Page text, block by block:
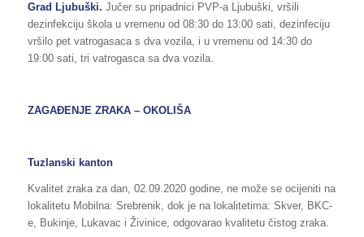
Grad Ljubuški. Jučer su pripadnici PVP-a Ljubuški, vršili
dezinfekciju škola u vremenu od 08:30 do 13:00 sati, dezinfeciju
vršilo pet vatrogasaca s dva vozila, i u vremenu od 14:30 do
19:00 sati, tri vatrogasca sa dva vozila.
ZAGAĐENJE ZRAKA – OKOLIŠA
Tuzlanski kanton
Kvalitet zraka za dan, 02.09.2020 godine, ne može se ocijeniti na
lokalitetu Mobilna: Srebrenik, dok je na lokalitetima: Skver, BKC-
e, Bukinje, Lukavac i Živinice, odgovarao kvalitetu čistog zraka.